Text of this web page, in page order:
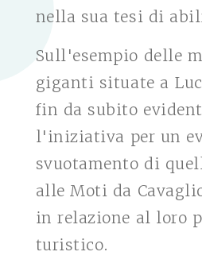
nella sua tesi di
Sull'esempio delle
giganti situate a
fin da subito
l'iniziativa per un
svuotamento di
alle Moti da
in relazione al loro
turistico.